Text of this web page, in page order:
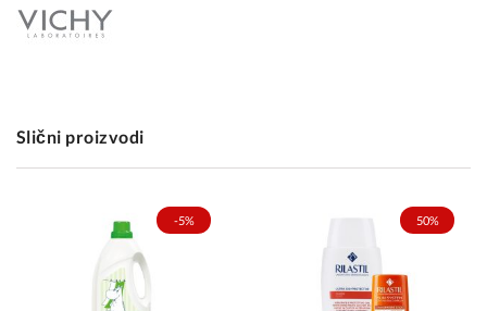
Slični proizvodi
-5% 50%